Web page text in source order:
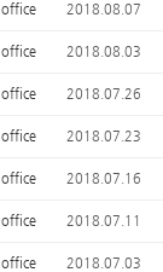
office 2018.08.07
office 2018.08.03
office 2018.07.26
office 2018.07.23
office 2018.07.16
office 2018.07.11
office 2018.07.03